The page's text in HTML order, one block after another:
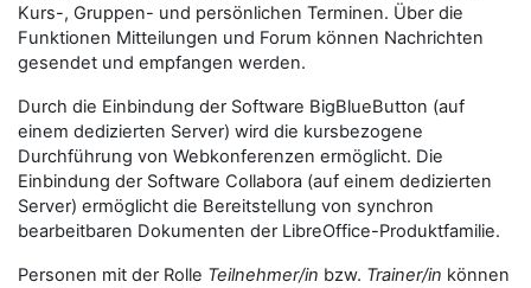
Kurs-, Gruppen- und persönlichen Terminen. Über die
Funktionen Mitteilungen und Forum können Nachrichten
gesendet und empfangen werden.
Durch die Einbindung der Software BigBlueButton (auf
einem dedizierten Server) wird die kursbezogene
Durchführung von Webkonferenzen ermöglicht. Die
Einbindung der Software Collabora (auf einem dedizierten
Server) ermöglicht die Bereitstellung von synchron
bearbeitbaren Dokumenten der LibreOffice-Produktfamilie.
Personen mit der Rolle Teilnehmer/in bzw. Trainer/in können